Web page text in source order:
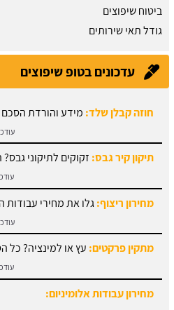
ביטוח שיפוצים
גודל תאי שירותים
עדכונים בטופ שיפוצים
חוזה קבלן שלד: מידע והורדת
תיקון קיר גבס: זקוקים לתיקוני
מחירון ריצוף:גלו את מחירי עבודות
מתקין פרקטים: עץ או למינציה? כל
מחירון עבודות אלומיניום: